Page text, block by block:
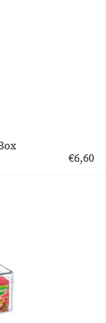
€6,60